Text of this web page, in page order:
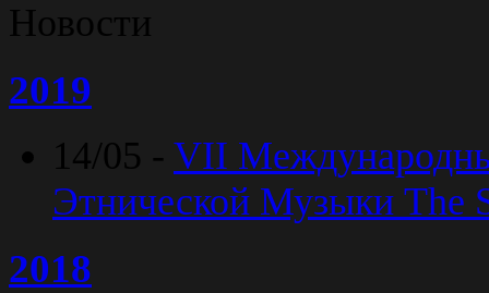
Новости
2019
14/05 - VII
Этнической Музыки The
2018